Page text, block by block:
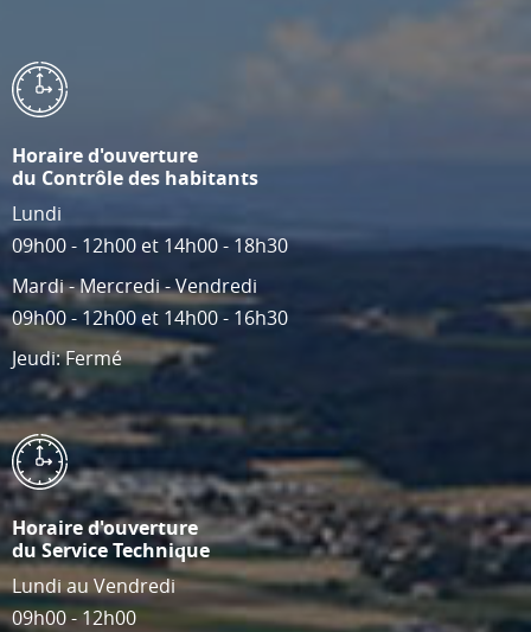
Horaire d'ouverture
du Contrôle des habitants
Lundi
09h00 - 12h00 et 14h00 - 18h30
Mardi - Mercredi - Vendredi
09h00 - 12h00 et 14h00 - 16h30
Jeudi: Fermé
Horaire d'ouverture
du Service Technique
Lundi au Vendredi
09h00 - 12h00